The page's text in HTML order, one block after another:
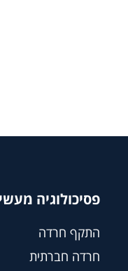
פסיכולוגיה
התקף חרדה
חרדה חברתית